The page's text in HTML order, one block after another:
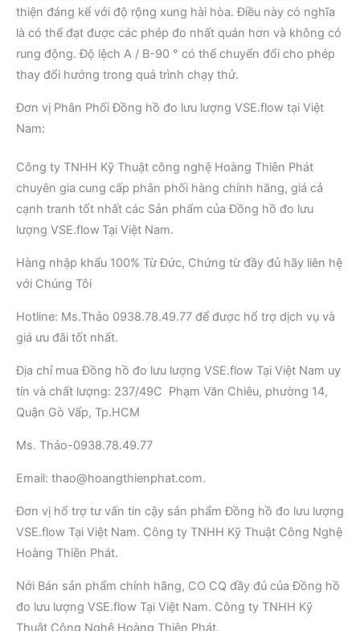
thiện đáng kể với độ rộng xung hài hòa. Điều này có nghĩa
là có thể đạt được các phép đo nhất quán hơn và không có
rung động. Độ lệch A / B-90 ° có thể chuyển đổi cho phép
thay đổi hướng trong quá trình chạy thử.
Đơn vị Phân Phối Đồng hồ đo lưu lượng VSE.flow tại Việt
Nam:
Công ty TNHH Kỹ Thuật công nghệ Hoàng Thiên Phát
chuyên gia cung cấp phân phối hàng chính hãng, giá cả
cạnh tranh tốt nhất các Sản phẩm của Đồng hồ đo lưu
lượng VSE.flow Tại Việt Nam.
Hàng nhập khẩu 100% Từ Đức, Chứng từ đầy đủ hãy liên hệ
với Chúng Tôi
Hotline: Ms.Thảo 0938.78.49.77 để được hổ trợ dịch vụ và
giá ưu đãi tốt nhất.
Địa chỉ mua Đồng hồ đo lưu lượng VSE.flow Tại Việt Nam uy
tín và chất lượng: 237/49C Phạm Văn Chiêu, phường 14,
Quận Gò Vấp, Tp.HCM
Ms. Thảo-0938.78.49.77
Email: thao@hoangthienphat.com.
Đơn vị hổ trợ tư vấn tin cậy sản phẩm Đồng hồ đo lưu lượng
VSE.flow Tại Việt Nam. Công ty TNHH Kỹ Thuật Công Nghệ
Hoàng Thiên Phát.
Nới Bán sản phẩm chính hãng, CO CQ đầy đủ của Đồng hồ
đo lưu lượng VSE.flow Tại Việt Nam. Công ty TNHH Kỹ
Thuật Công Nghệ Hoàng Thiên Phát.